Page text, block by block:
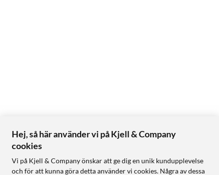
Hej, så här använder vi på Kjell & Company
cookies
Vi på Kjell & Company önskar att ge dig en unik kundupplevelse
och för att kunna göra detta använder vi cookies. Några av dessa